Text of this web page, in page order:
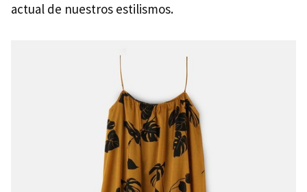
actual de nuestros estilismos.